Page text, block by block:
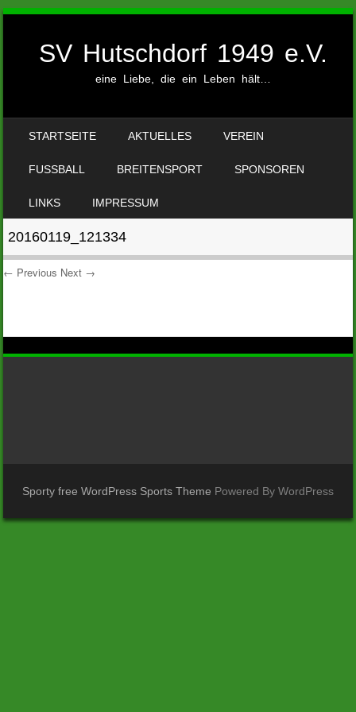
SV Hutschdorf 1949 e.V.
eine Liebe, die ein Leben hält…
STARTSEITE AKTUELLES VEREIN
FUSSBALL BREITENSPORT SPONSOREN
LINKS IMPRESSUM
20160119_121334
← Previous Next →
Sporty free WordPress Sports Theme Powered By WordPress